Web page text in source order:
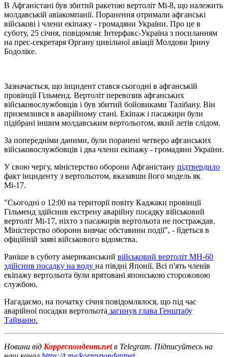
В Афганістані був збитий ракетою вертоліт Мі-8, що належить
молдавській авіакомпанії. Поранення отримали афганські
військові і члени екіпажу - громадяни України. Про це в
суботу, 25 січня, повідомляє Інтерфакс-Україна з посиланням
на прес-секретаря Органу цивільної авіації Молдови Ірину
Бодоліке.
Зазначається, що інцидент стався сьогодні в афганській
провінції Гільменд. Вертоліт перевозив афганських
військовослужбовців і був збитий бойовиками Талібану. Він
приземлився в аварійному стані. Екіпаж і пасажири були
підібрані іншим молдавським вертольотом, який летів слідом.
За попередніми даними, були поранені четверо афганських
військовослужбовців і два члени екіпажу - громадяни України.
У свою чергу, міністерство оборони Афганістану підтвердило
факт інциденту з вертольотом, вказавши його модель як
Мі-17.
"Сьогодні о 12:00 на території повіту Каджаки провінції
Гільменд здійснив екстрену аварійну посадку військовий
вертоліт Мі-17, ніхто з пасажирів вертольота не постраждав.
Міністерство оборони вивчає обставини події", - йдеться в
офіційній заяві військового відомства.
Раніше в суботу американський військовий вертоліт MH-60
здійснив посадку на воду на півдні Японії. Всі п'ять членів
екіпажу вертольота були врятовані японською сторожовою
службою.
Нагадаємо, на початку січня повідомлялося, що під час
аварійної посадки вертольота загинув глава Генштабу
Тайваню.
Новини від Корреспондент.netв Telegram. Підписуйтесь на